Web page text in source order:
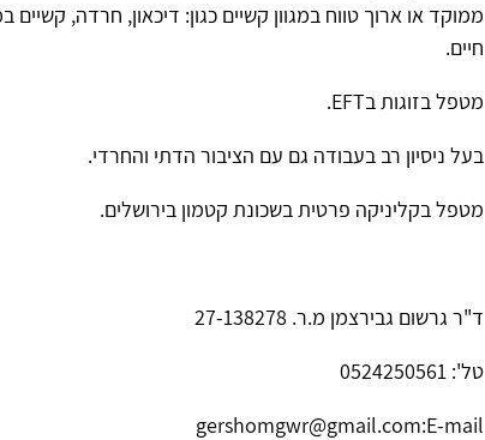
ממוקד או ארוך טווח במגוון קשיים כגון: דיכאון, חרדה,
חיים.
מטפל בזוגות בEFT.
בעל ניסיון רב בעבודה גם עם הציבור הדתי והחרדי.
מטפל בקליניקה פרטית בשכונת קטמון בירושלים.
ד"ר גרשום גבירצמן מ.ר. 27-138278
טל': 0524250561
E-mail
:
gershomgwr@gmail.com